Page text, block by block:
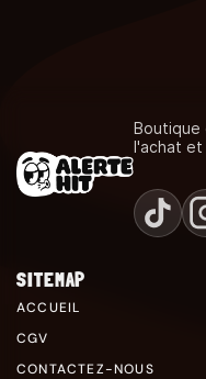
Boutique
l'achat et
SITEMAP
ACCUEIL
CGV
CONTACTEZ-NOUS